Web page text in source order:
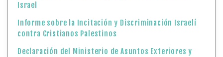
Israel
Informe sobre la Incitación y Discriminación Israelí
contra Cristianos Palestinos
Declaración del Ministerio de Asuntos Exteriores y